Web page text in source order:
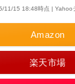
11/15 18:48時点 | Yahoo
Amazon
楽天市場